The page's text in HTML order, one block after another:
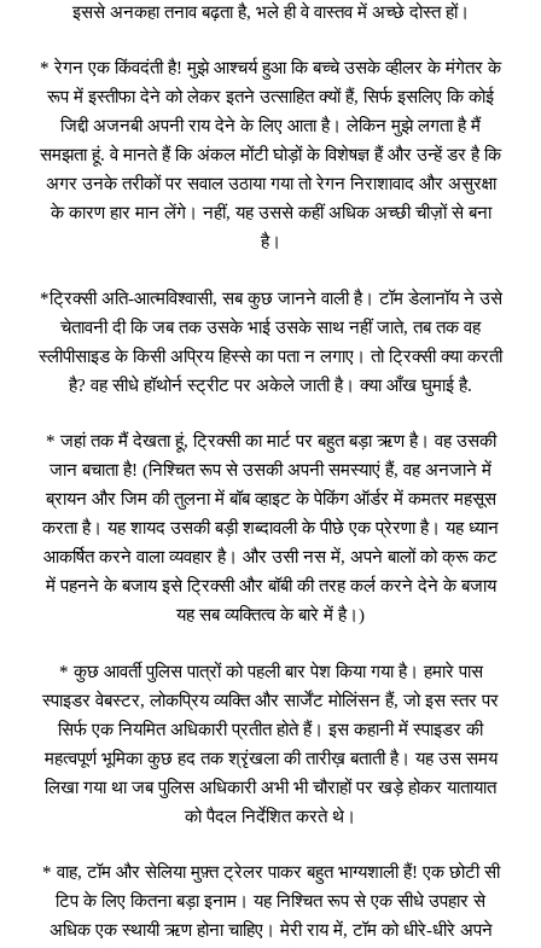
इससे अनकहा तनाव बढ़ता है, भले ही वे वास्तव में अच्छे दोस्त हों।
* रेगन एक किंवदंती है! मुझे आश्चर्य हुआ कि बच्चे उसके व्हीलर के मंगेतर के
रूप में इस्तीफा देने को लेकर इतने उत्साहित क्यों हैं, सिर्फ इसलिए कि कोई
जिद्दी अजनबी अपनी राय देने के लिए आता है। लेकिन मुझे लगता है मैं
समझता हूं. वे मानते हैं कि अंकल मोंटी घोड़ों के विशेषज्ञ हैं और उन्हें डर है कि
अगर उनके तरीकों पर सवाल उठाया गया तो रेगन निराशावाद और असुरक्षा
के कारण हार मान लेंगे। नहीं, यह उससे कहीं अधिक अच्छी चीज़ों से बना
है।
*ट्रिक्सी अति-आत्मविश्वासी, सब कुछ जानने वाली है। टॉम डेलानॉय ने उसे
चेतावनी दी कि जब तक उसके भाई उसके साथ नहीं जाते, तब तक वह
स्लीपीसाइड के किसी अप्रिय हिस्से का पता न लगाए। तो ट्रिक्सी क्या करती
है? वह सीधे हॉथोर्न स्ट्रीट पर अकेले जाती है। क्या आँख घुमाई है.
* जहां तक मैं देखता हूं, ट्रिक्सी का मार्ट पर बहुत बड़ा ऋण है। वह उसकी
जान बचाता है! (निश्चित रूप से उसकी अपनी समस्याएं हैं, वह अनजाने में
ब्रायन और जिम की तुलना में बॉब व्हाइट के पेकिंग ऑर्डर में कमतर महसूस
करता है। यह शायद उसकी बड़ी शब्दावली के पीछे एक प्रेरणा है। यह ध्यान
आकर्षित करने वाला व्यवहार है। और उसी नस में, अपने बालों को क्रू कट
में पहनने के बजाय इसे ट्रिक्सी और बॉबी की तरह कर्ल करने देने के बजाय
यह सब व्यक्तित्व के बारे में है।)
* कुछ आवर्ती पुलिस पात्रों को पहली बार पेश किया गया है। हमारे पास
स्पाइडर वेबस्टर, लोकप्रिय व्यक्ति और सार्जेंट मोलिंसन हैं, जो इस स्तर पर
सिर्फ एक नियमित अधिकारी प्रतीत होते हैं। इस कहानी में स्पाइडर की
महत्वपूर्ण भूमिका कुछ हद तक श्रृंखला की तारीख़ बताती है। यह उस समय
लिखा गया था जब पुलिस अधिकारी अभी भी चौराहों पर खड़े होकर यातायात
को पैदल निर्देशित करते थे।
* वाह, टॉम और सेलिया मुफ़्त ट्रेलर पाकर बहुत भाग्यशाली हैं! एक छोटी सी
टिप के लिए कितना बड़ा इनाम। यह निश्चित रूप से एक सीधे उपहार से
अधिक एक स्थायी ऋण होना चाहिए। मेरी राय में, टॉम को धीरे-धीरे अपने